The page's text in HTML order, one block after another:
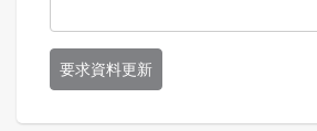
要求資料更新